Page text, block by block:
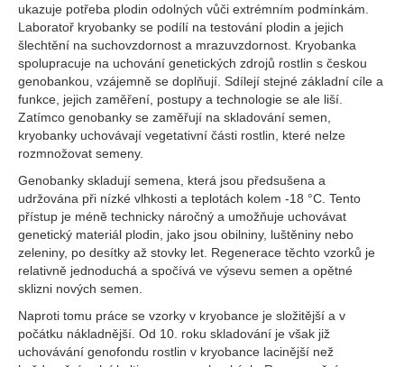
ukazuje potřeba plodin odolných vůči extrémním podmínkám.
Laboratoř kryobanky se podílí na testování plodin a jejich
šlechtění na suchovzdornost a mrazuvzdornost. Kryobanka
spolupracuje na uchování genetických zdrojů rostlin s českou
genobankou, vzájemně se doplňují. Sdílejí stejné základní cíle a
funkce, jejich zaměření, postupy a technologie se ale liší.
Zatímco genobanky se zaměřují na skladování semen,
kryobanky uchovávají vegetativní části rostlin, které nelze
rozmnožovat semeny.
Genobanky skladují semena, která jsou předsušena a
udržována při nízké vlhkosti a teplotách kolem -18 °C. Tento
přístup je méně technicky náročný a umožňuje uchovávat
genetický materiál plodin, jako jsou obilniny, luštěniny nebo
zeleniny, po desítky až stovky let. Regenerace těchto vzorků je
relativně jednoduchá a spočívá ve výsevu semen a opětné
sklizni nových semen.
Naproti tomu práce se vzorky v kryobance je složitější a v
počátku nákladnější. Od 10. roku skladování je však již
uchovávání genofondu rostlin v kryobance lacinější než